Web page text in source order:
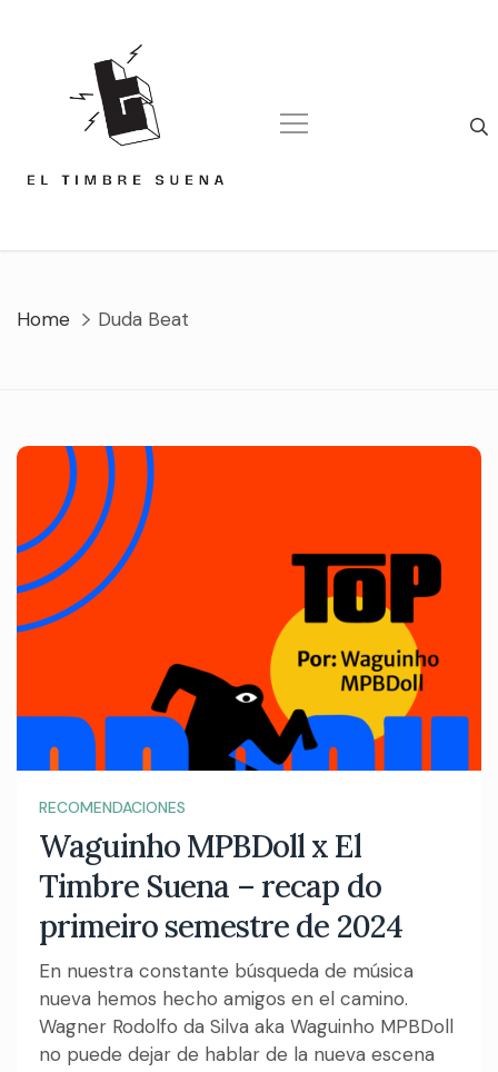
Home Duda Beat
RECOMENDACIONES
Waguinho MPBDoll x El
Timbre Suena – recap do
primeiro semestre de 2024
En nuestra constante búsqueda de música
nueva hemos hecho amigos en el camino.
Wagner Rodolfo da Silva aka Waguinho MPBDoll
no puede dejar de hablar de la nueva escena